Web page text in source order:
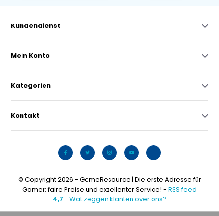
Kundendienst
Mein Konto
Kategorien
Kontakt
© Copyright 2026 - GameResource | Die erste Adresse für
Gamer: faire Preise und exzellenter Service! - RSS feed
4,7 - Wat zeggen klanten over ons?